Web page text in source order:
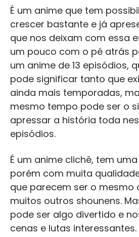
É um anime que tem
crescer bastante e já
que nos deixam com essa
um pouco com o pé atrás
um anime de 13 episódios,
pode significar tanto que
ainda mais temporadas,
mesmo tempo pode ser o
apressar a história toda
episódios.
É um anime clichê, tem
porém com muita
que parecem ser o mesmo
muitos outros shounens.
pode ser algo divertido e
cenas e lutas interessantes.